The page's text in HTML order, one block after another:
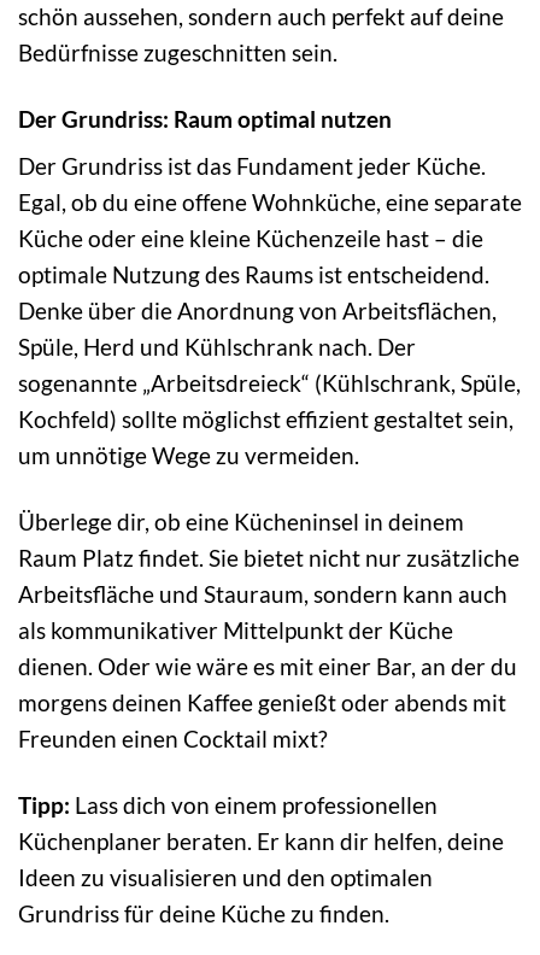
schön aussehen, sondern auch perfekt auf deine
Bedürfnisse zugeschnitten sein.
Der Grundriss: Raum optimal nutzen
Der Grundriss ist das Fundament jeder Küche.
Egal, ob du eine offene Wohnküche, eine separate
Küche oder eine kleine Küchenzeile hast – die
optimale Nutzung des Raums ist entscheidend.
Denke über die Anordnung von Arbeitsflächen,
Spüle, Herd und Kühlschrank nach. Der
sogenannte „Arbeitsdreieck“ (Kühlschrank, Spüle,
Kochfeld) sollte möglichst effizient gestaltet sein,
um unnötige Wege zu vermeiden.
Überlege dir, ob eine Kücheninsel in deinem
Raum Platz findet. Sie bietet nicht nur zusätzliche
Arbeitsfläche und Stauraum, sondern kann auch
als kommunikativer Mittelpunkt der Küche
dienen. Oder wie wäre es mit einer Bar, an der du
morgens deinen Kaffee genießt oder abends mit
Freunden einen Cocktail mixt?
Tipp: Lass dich von einem professionellen
Küchenplaner beraten. Er kann dir helfen, deine
Ideen zu visualisieren und den optimalen
Grundriss für deine Küche zu finden.